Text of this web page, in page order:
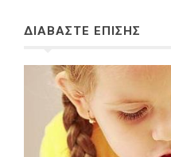
ΔΙΑΒΑΣΤΕ ΕΠΙΣΗΣ